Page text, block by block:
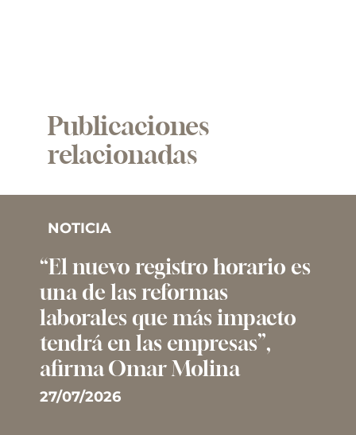
Publicaciones
relacionadas
NOTICIA
“El nuevo registro horario es
una de las reformas
laborales que más impacto
tendrá en las empresas”,
afirma Omar Molina
27/07/2026